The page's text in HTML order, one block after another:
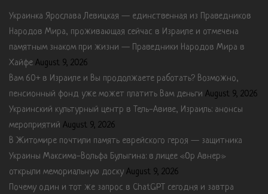
Украинка Ярослава Левицкая — единственная из Праведников
Народов Мира, проживающая сейчас в Израиле и отмечена
памятным знаком при жизни — Праведники Народов Мира в
Хайфе August 9, 2026
Вам 60+ в Израиле и Вы продолжаете работать? Возможно,
пенсионный фонд уже может платить Вам деньги August 9, 2026
Украинский культурный центр в Тель-Авиве, Израиль: анонсы
мероприятий August 9, 2026
В Житомире почтили память еврейского героя — защитника
Украины Максима-Вольфа Булыгина: в лицее «Ор Авнер»
открыли мемориальную доску August 9, 2026
Почему один и тот же запрос в ChatGPT сегодня и завтра